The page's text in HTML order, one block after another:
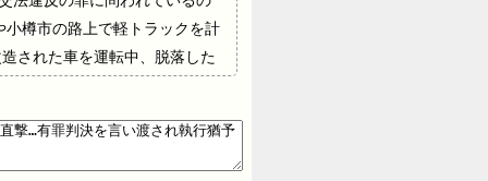
樽市の路上で軽トラックを計
された車を運転中、脱落した
いて、少なくとも182回運転し
」と話していて、検察は「悪